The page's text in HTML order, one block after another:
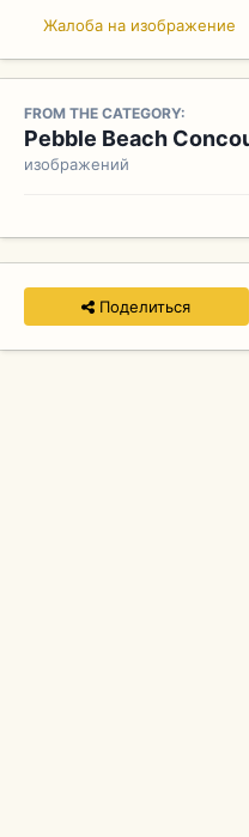
Жалоба на изображение
FROM THE CATEGORY:
Pebble Beach
изображений
Поделиться